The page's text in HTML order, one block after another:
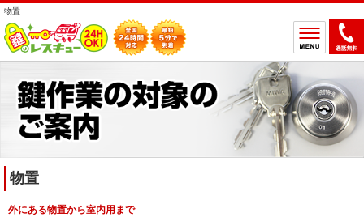
物置
ホーム
鍵のトラブルから選ぶ
鍵取付
物置
外にある物置から室内用まで